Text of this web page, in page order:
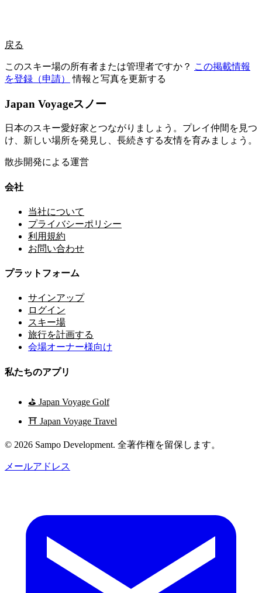
戻る
このスキー場の所有者または管理者ですか？ この掲載情報
を登録（申請）
情報と写真を更新する
Japan Voyageスノー
日本のスキー愛好家とつながりましょう。プレイ仲間を見つ
け、新しい場所を発見し、長続きする友情を育みましょう。
散歩開発による運営
会社
当社について
プライバシーポリシー
利用規約
お問い合わせ
プラットフォーム
サインアップ
ログイン
スキー場
旅行を計画する
会場オーナー様向け
私たちのアプリ
⛳ Japan Voyage Golf
⛩️ Japan Voyage Travel
© 2026 Sampo Development. 全著作権を留保します。
メールアドレス